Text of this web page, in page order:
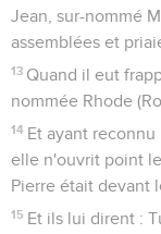
Jean, sur-nommé
assemblées et
13 Quand il eut
nommée Rhode
14 Et ayant
elle n'ouvrit point
Pierre était devant
15 Et ils lui dirent :